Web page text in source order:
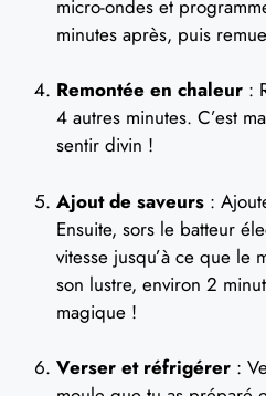
micro-ondes et
minutes après, puis
Remontée en chaleur :
4 autres minutes. C’est
sentir divin !
Ajout de saveurs :
Ensuite, sors le batteur
vitesse jusqu’à ce que le
son lustre, environ 2
magique !
Verser et réfrigérer :